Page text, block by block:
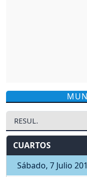
RESUL.
CUARTOS
Sábado, 7 Julio